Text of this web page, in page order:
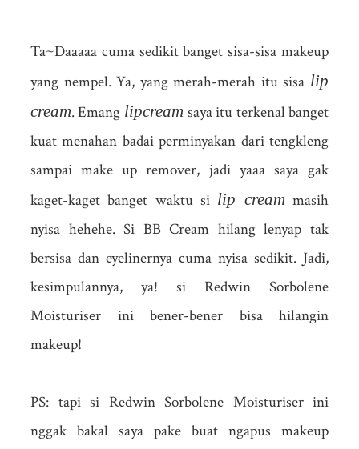
Ta~Daaaaa cuma sedikit banget sisa-sisa makeup
yang nempel. Ya, yang merah-merah itu sisa lip
cream. Emang lipcreamsaya itu terkenal banget
kuat menahan badai perminyakan dari tengkleng
sampai make up remover, jadi yaaa saya gak
kaget-kaget banget waktu si lip creammasih
nyisa hehehe. Si BB Cream hilang lenyap tak
bersisa dan eyelinernya cuma nyisa sedikit. Jadi,
kesimpulannya, ya! si Redwin Sorbolene
Moisturiser ini bener-bener bisa hilangin
makeup!
PS: tapi si Redwin Sorbolene Moisturiser ini
nggak bakal saya pake buat ngapus makeup